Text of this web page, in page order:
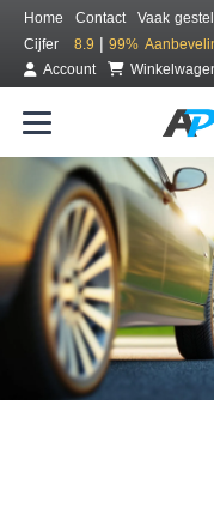
Home Contact
Vaak
Cijfer
8.9 | 99%
Account
Bestel
Gratis bezorgd of
Seizoen: